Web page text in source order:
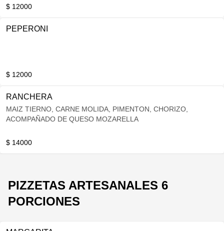
$ 12000
PEPERONI
$ 12000
RANCHERA
MAIZ TIERNO, CARNE MOLIDA, PIMENTON, CHORIZO,
ACOMPAÑADO DE QUESO MOZARELLA
$ 14000
PIZZETAS ARTESANALES 6
PORCIONES